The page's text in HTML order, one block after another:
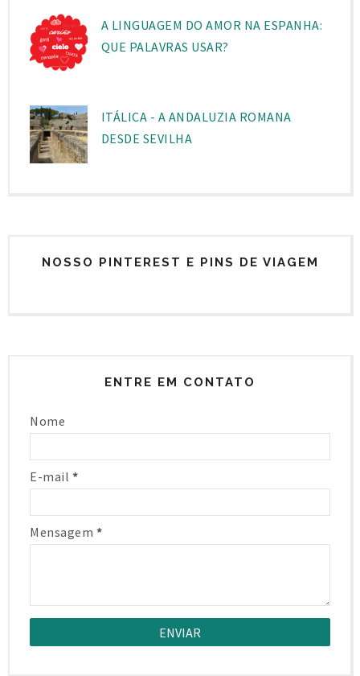
A LINGUAGEM DO AMOR NA ESPANHA:
QUE PALAVRAS USAR?
ITÁLICA - A ANDALUZIA ROMANA
DESDE SEVILHA
NOSSO PINTEREST E PINS DE VIAGEM
ENTRE EM CONTATO
Nome
E-mail *
Mensagem *